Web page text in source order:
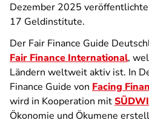
Dezember 2025
17 Geldinstitute.
Der Fair Finance Guide
Fair Finance International,
Ländern weltweit aktiv ist. In
Finance Guide von Facing
wird in Kooperation mit
Ökonomie und Ökumene